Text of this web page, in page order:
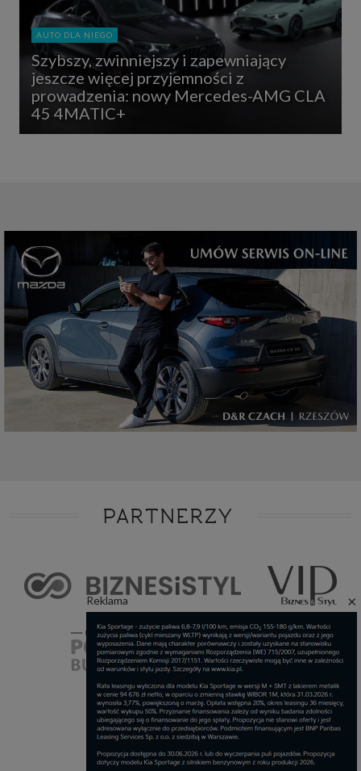
Reklama ×
AUTO DLA NIEGO
Szybszy, zwinniejszy i zapewniający
jeszcze więcej przyjemności z
prowadzenia: nowy Mercedes-AMG CLA
45 4MATIC+
PARTNERZY